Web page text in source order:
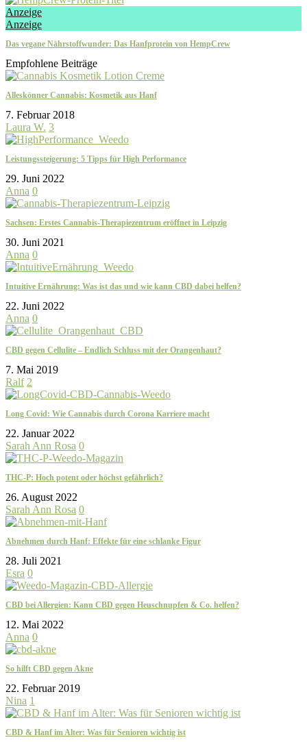
Anzeige
Anzeige
Das vegane Nährstoffwunder: Das Hanfprotein von HempCrew
Empfohlene Beiträge
Alleskönner Cannabis: Kosmetik aus Hanf
7. Februar 2018
Laura W. 3
Leistungssteigerung: 5 Tipps für High Performance
29. Juni 2022
Anna 0
Sachsen: Erstes Cannabis-Therapiezentrum eröffnet in Leipzig
30. Juni 2021
Anna 0
Intuitive Ernährung: Was ist das und wie kann CBD dabei helfen?
22. Juni 2022
Anna 0
CBD gegen Cellulite – Endlich Schluss mit der Orangenhaut?
7. Mai 2019
Ralf 2
Long Covid: Wie Cannabis durch Corona Karriere macht
22. Januar 2022
Sarah Ann Rosa 0
THC-P: Hoch potent oder höchst gefährlich?
26. August 2022
Sarah Ann Rosa 0
Abnehmen durch Hanf: Effekte für eine schlanke Figur
28. Juli 2021
Esra 0
CBD bei Allergien: Kann CBD gegen Heuschnupfen & Co. helfen?
12. Mai 2022
Anna 0
So hilft CBD gegen Akne
22. Februar 2019
Nina 1
CBD & Hanf im Alter: Was für Senioren wichtig ist